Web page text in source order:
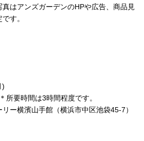
はアンズガーデンのHPや広告、商品見
す。
)
要時間は3時間程度です。
ー横濱山手館（横浜市中区池袋45-7）